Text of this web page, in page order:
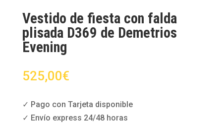
Vestido de fiesta con falda
plisada D369 de Demetrios
Evening
525,00€
✓ Pago con Tarjeta disponible
✓ Envío express 24/48 horas